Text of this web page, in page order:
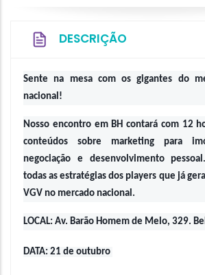
DESCRIÇÃO
Sente na mesa com os gigantes do
nacional!
Nosso encontro em BH contará com 12
conteúdos sobre marketing para
negociação e desenvolvimento
todas as estratégias dos players que já
VGV no mercado nacional.
LOCAL: Av. Barão Homem de Melo, 329.
DATA: 21 de outubro